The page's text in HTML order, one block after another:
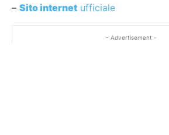
– Sito internet ufficiale
- Advertisement -